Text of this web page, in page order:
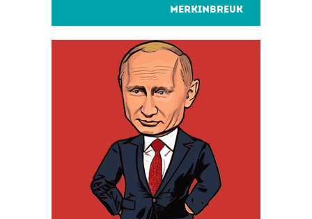
MERKINBREUK